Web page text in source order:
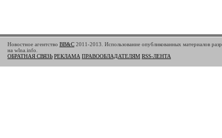
Новостное агентство BB&C 2011-2013. Использование опубликованных материалов
на wlna.info.
ОБРАТНАЯ СВЯЗЬ РЕКЛАМА ПРАВООБЛАДАТЕЛЯМ RSS-ЛЕНТА